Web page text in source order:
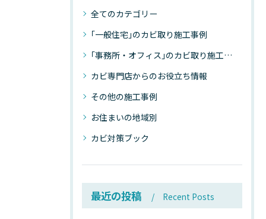
全てのカテゴリー
｢一般住宅｣のカビ取り施工事例
｢事務所・オフィス｣のカビ取り施工事例
カビ専門店からのお役立ち情報
その他の施工事例
お住まいの地域別
カビ対策ブック
最近の投稿 Recent Posts